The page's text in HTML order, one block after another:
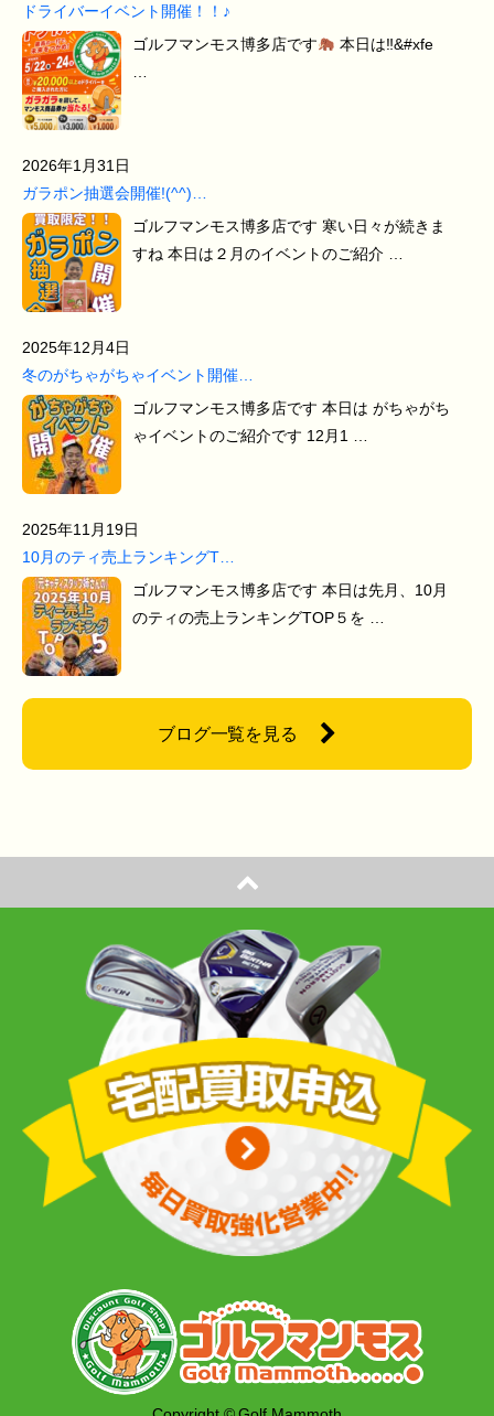
ドライバーイベント開催！！♪
ゴルフマンモス博多店です
本日は‼&#xfe
2026年1月31日
ガラポン抽選会開催!(^^)…
ゴルフマンモス博多店です 寒い日々が続きま
すね 本日は２月のイベントのご紹介 …
2025年12月4日
冬のがちゃがちゃイベント開催…
ゴルフマンモス博多店です 本日は がちゃがち
ゃイベントのご紹介です 12月1 …
2025年11月19日
10月のティ売上ランキングT…
ゴルフマンモス博多店です 本日は先月、10月
のティの売上ランキングTOP５を …
ブログ一覧を見る